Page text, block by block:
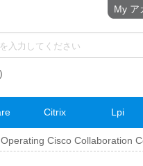
Citrix Lpi
Cisco Collaboration
My ア